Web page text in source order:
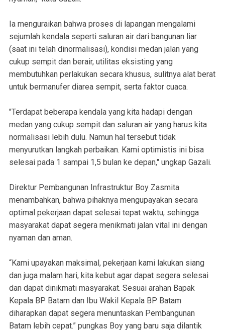
Ia menguraikan bahwa proses di lapangan mengalami
sejumlah kendala seperti saluran air dari bangunan liar
(saat ini telah dinormalisasi), kondisi medan jalan yang
cukup sempit dan berair, utilitas eksisting yang
membutuhkan perlakukan secara khusus, sulitnya alat berat
untuk bermanufer diarea sempit, serta faktor cuaca.
"Terdapat beberapa kendala yang kita hadapi dengan
medan yang cukup sempit dan saluran air yang harus kita
normalisasi lebih dulu. Namun hal tersebut tidak
menyurutkan langkah perbaikan. Kami optimistis ini bisa
selesai pada 1 sampai 1,5 bulan ke depan," ungkap Gazali.
Direktur Pembangunan Infrastruktur Boy Zasmita
menambahkan, bahwa pihaknya mengupayakan secara
optimal pekerjaan dapat selesai tepat waktu, sehingga
masyarakat dapat segera menikmati jalan vital ini dengan
nyaman dan aman.
“Kami upayakan maksimal, pekerjaan kami lakukan siang
dan juga malam hari, kita kebut agar dapat segera selesai
dan dapat dinikmati masyarakat. Sesuai arahan Bapak
Kepala BP Batam dan Ibu Wakil Kepala BP Batam
diharapkan dapat segera menuntaskan Pembangunan
Batam lebih cepat.” pungkas Boy yang baru saja dilantik